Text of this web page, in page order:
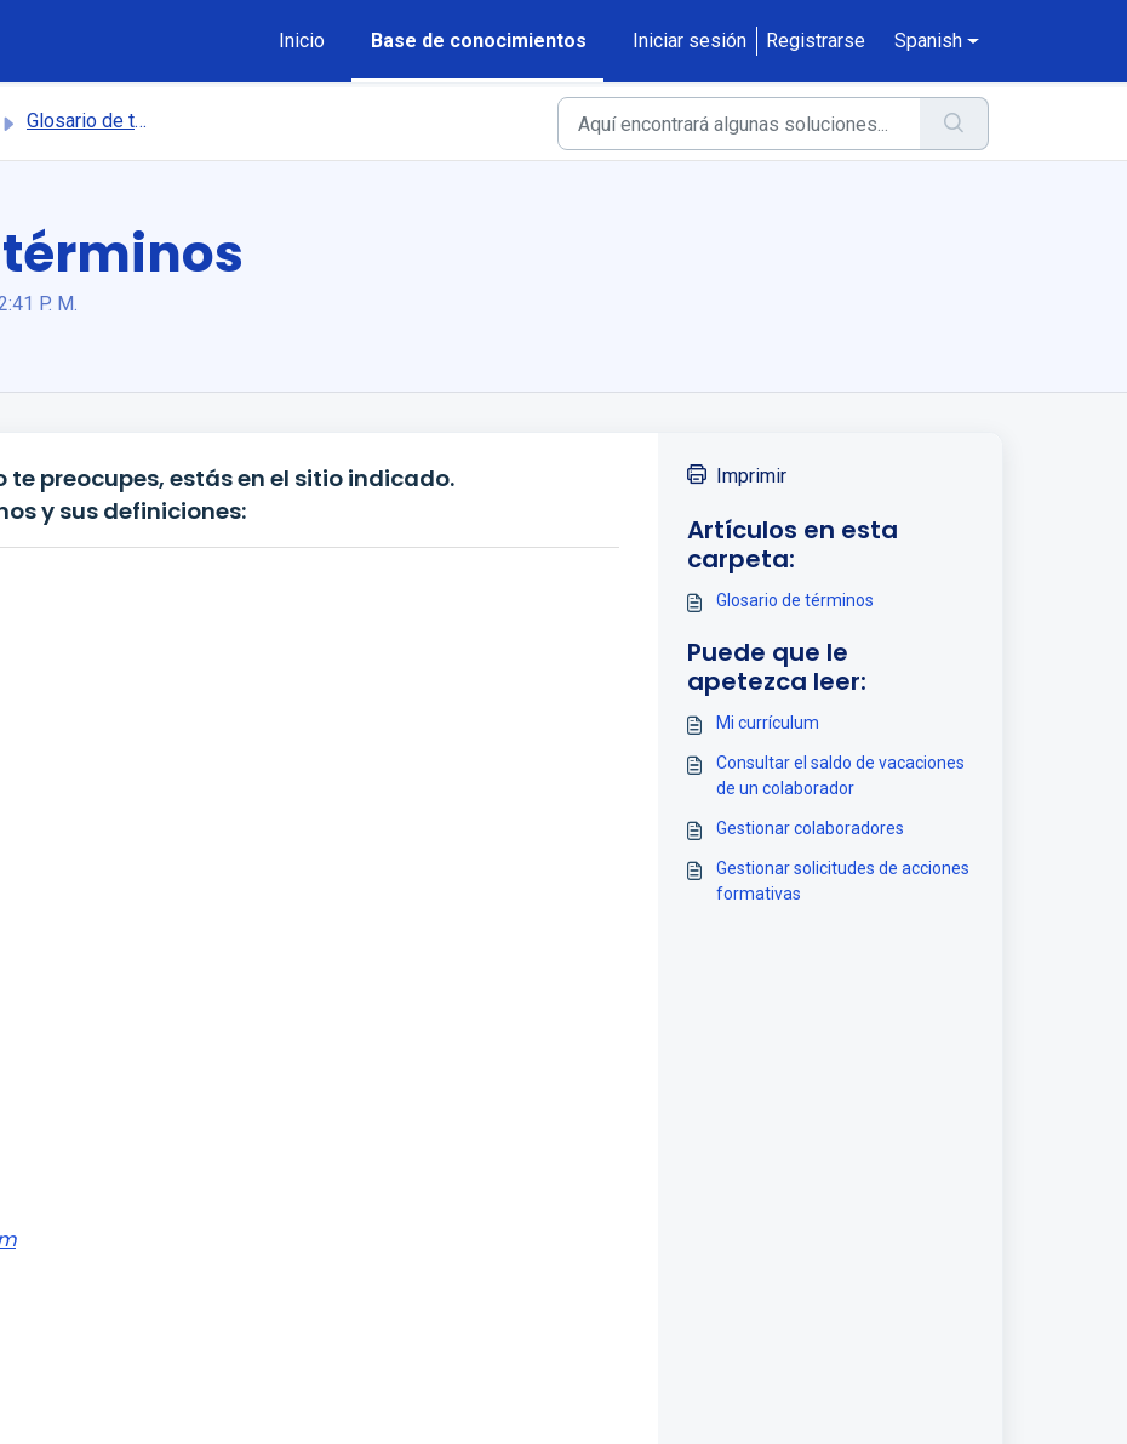
Inicio
Base de conocimientos Iniciar sesión Registrarse Spanish
Glosario de términos
P. M.
te preocupes, estás en el sitio indicado.
y sus definiciones:
Imprimir
Artículos en esta
carpeta:
Glosario de términos
Puede que le
apetezca leer:
Mi currículum
Consultar el saldo de vacaciones
de un colaborador
Gestionar colaboradores
Gestionar solicitudes de acciones
formativas